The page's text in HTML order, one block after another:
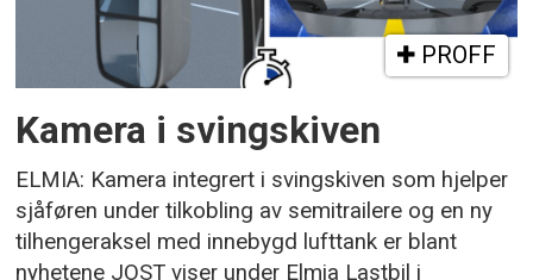
PROFF
Kamera i svingskiven
ELMIA: Kamera integrert i svingskiven som hjelper
sjåføren under tilkobling av semitrailere og en ny
tilhengeraksel med innebygd lufttank er blant
nyhetene JOST viser under Elmia Lastbil i